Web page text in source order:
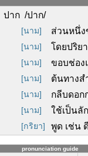
ปาก /ปาก/
[นาม] ส่วนหนึ่ง
[นาม] โดยปริย
[นาม] ขอบช่อง
[นาม] ต้นทางส
[นาม] กลีบดอก
[นาม] ใช้เป็นลั
[กริยา] พูด เช่น
pronunciation guide